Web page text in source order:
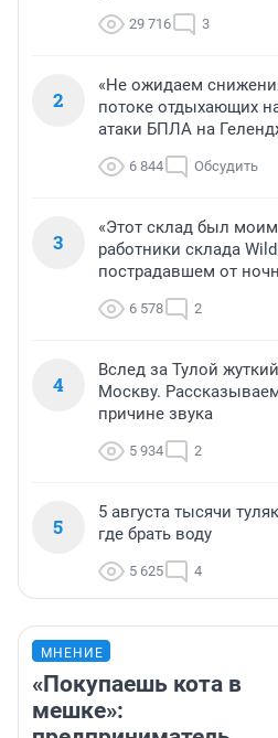
29 716 3
2
«Не ожидаем
потоке отдыхающих
атаки БПЛА на
6 844 Обсудить
3
«Этот склад был
работники склада
пострадавшем от
6 578 2
4
Вслед за Тулой
Москву.
причине звука
5 934 2
5
5 августа тысячи
где брать воду
5 625 4
МНЕНИЕ
«Покупаешь кота в
мешке»: